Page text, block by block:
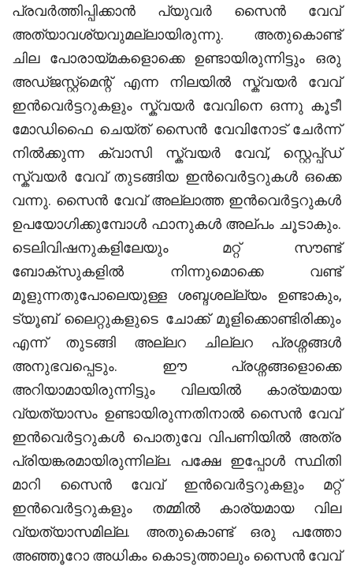
പ്രവർത്തിപ്പിക്കാൻ പ്യുവർ സൈൻ വേവ്
അത്യാവശ്യവുമല്ലായിരുന്നു. അതുകൊണ്ട്
ചില പോരായ്മകളൊക്കെ ഉണ്ടായിരുന്നിട്ടും ഒരു
അഡ്ജസ്റ്റ്മെന്റ് എന്ന നിലയിൽ സ്ക്വയർ വേവ്
ഇൻവെർട്ടറുകളും സ്ക്വയർ വേവിനെ ഒന്നു കൂടീ
മോഡിഫൈ ചെയ്ത് സൈൻ വേവിനോട് ചേർന്ന്
നിൽക്കുന്ന ക്വാസി സ്ക്വയർ വേവ്, സ്റ്റെപ്പ്ഡ്
സ്ക്വയർ വേവ് തുടങ്ങിയ ഇൻവെർട്ടറുകൾ ഒക്കെ
വന്നു. സൈൻ വേവ് അല്ലാത്ത ഇൻവെർട്ടറുകൾ
ഉപയോഗിക്കുമ്പോൾ ഫാനുകൾ അല്പം ചൂടാകും.
ടെലിവിഷനുകളിലേയും മറ്റ് സൗണ്ട്
ബോക്സുകളിൽ നിന്നുമൊക്കെ വണ്ട്
മൂളുന്നതുപോലെയുള്ള ശബ്ദശല്ല്യം ഉണ്ടാകും,
ട്യൂബ് ലൈറ്റുകളുടെ ചോക്ക് മൂളിക്കൊണ്ടിരിക്കും
എന്ന് തുടങ്ങി അല്ലറ ചില്ലറ പ്രശ്നങ്ങൾ
അനുഭവപ്പെടും. ഈ പ്രശ്നങ്ങളൊക്കെ
അറിയാമായിരുന്നിട്ടും വിലയിൽ കാര്യമായ
വ്യത്യാസം ഉണ്ടായിരുന്നതിനാൽ സൈൻ വേവ്
ഇൻവെർട്ടറുകൾ പൊതുവേ വിപണിയിൽ അത്ര
പ്രിയങ്കരമായിരുന്നില്ല. പക്ഷേ ഇപ്പോൾ സ്ഥിതി
മാറി സൈൻ വേവ് ഇൻവെർട്ടറുകളും മറ്റ്
ഇൻവെർട്ടറുകളും തമ്മിൽ കാര്യമായ വില
വ്യത്യാസമില്ല. അതുകൊണ്ട് ഒരു പത്തോ
അഞ്ഞൂറോ അധികം കൊടുത്താലും സൈൻ വേവ്